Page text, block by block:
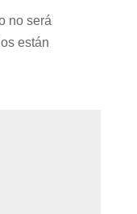
no será
están